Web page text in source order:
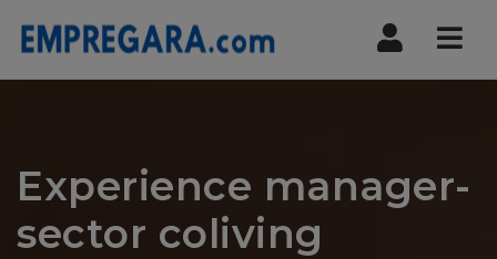
Experience manager-
sector coliving